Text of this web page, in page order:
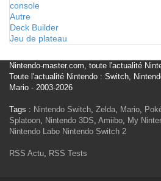
console
Autre
Deck Builder
Jeu de plateau
Nintendo-master.com, toute l'actualité
Toute l'actualité Nintendo : Switch,
Mario - 2003-2026
Tags : Nintendo Switch, Zelda, Mario,
Splatoon, Nintendo 3DS, Amiibo, My
Nintendo Labo Nintendo Switch 2
RSS Actu, RSS Tests